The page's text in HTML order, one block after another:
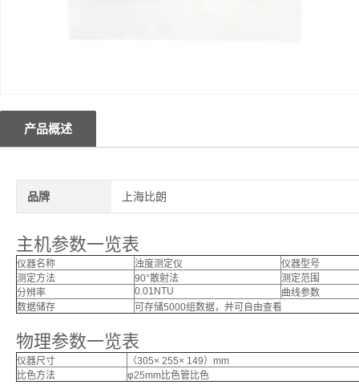
产品概述
品牌 上海比朗
主机参数一览表
仪器名称 浊度测定仪
仪器型号
测定方法
90°散射法
测定范围
分辨率
0.01NTU
曲线参数
数据储存
可存储5000组数据，并可自由查看
物理参数一览表
仪器尺寸
（305× 255× 149）mm
比色方法
φ25mm比色管比色